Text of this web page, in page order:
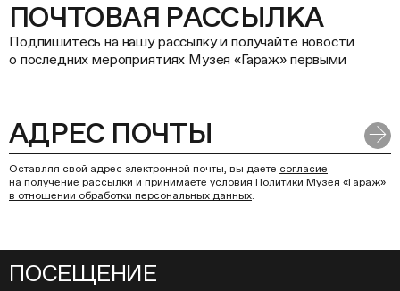
ПОЧТОВАЯ РАССЫЛКА
Подпишитесь на нашу рассылку и получайте новости
о последних мероприятиях Музея «Гараж» первыми
Оставляя свой адрес электронной почты, вы даете согласие
на получение рассылки и принимаете условия Политики Музея «Гараж»
в отношении обработки персональных данных.
ПОСЕЩЕНИЕ